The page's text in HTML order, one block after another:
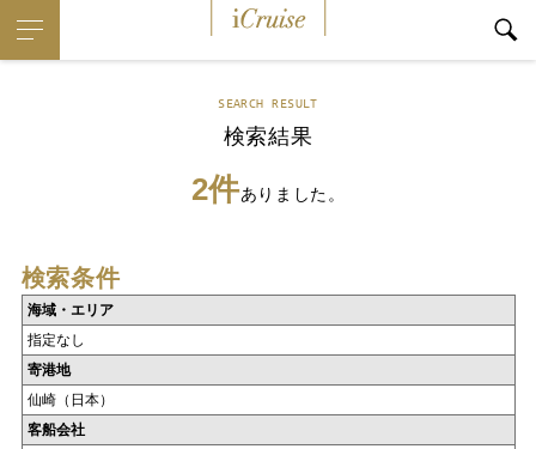
SEARCH RESULT
検索結果
2件ありました。
検索条件
海域・エリア
指定なし
寄港地
仙崎（日本）
客船会社